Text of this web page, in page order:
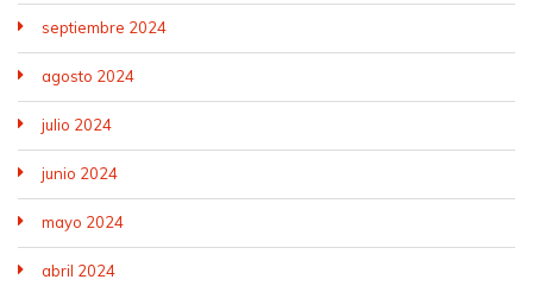
septiembre 2024
agosto 2024
julio 2024
junio 2024
mayo 2024
abril 2024